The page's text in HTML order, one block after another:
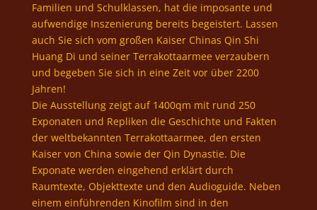
Familien und Schulklassen, hat die imposante und
aufwendige Inszenierung bereits begeistert. Lassen
auch Sie sich vom großen Kaiser Chinas Qin Shi
Huang Di und seiner Terrakottaarmee verzaubern
und begeben Sie sich in eine Zeit vor über 2200
Jahren!
Die Ausstellung zeigt auf 1400qm mit rund 250
Exponaten und Repliken die Geschichte und Fakten
der weltbekannten Terrakottaarmee, den ersten
Kaiser von China sowie der Qin Dynastie. Die
Exponate werden eingehend erklärt durch
Raumtexte, Objekttexte und den Audioguide. Neben
einem einführenden Kinofilm sind in den